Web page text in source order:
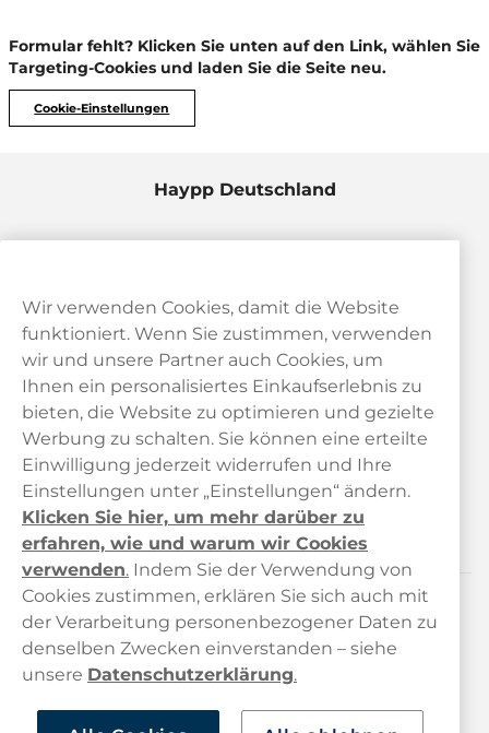
Formular fehlt? Klicken Sie unten auf den Link, wählen Sie
Targeting-Cookies und laden Sie die Seite neu.
Cookie-Einstellungen
Haypp Deutschland
Kontaktiere uns!
hallo@haypp.com
Kundendienst
Links
Über uns
Wir verwenden Cookies, damit die Website
funktioniert. Wenn Sie zustimmen, verwenden
wir und unsere Partner auch Cookies, um
Ihnen ein personalisiertes Einkaufserlebnis zu
bieten, die Website zu optimieren und gezielte
Werbung zu schalten. Sie können eine erteilte
Einwilligung jederzeit widerrufen und Ihre
Einstellungen unter „Einstellungen“ ändern.
Klicken Sie hier, um mehr darüber zu
erfahren, wie und warum wir Cookies
verwenden. Indem Sie der Verwendung von
Cookies zustimmen, erklären Sie sich auch mit
der Verarbeitung personenbezogener Daten zu
denselben Zwecken einverstanden – siehe
unsere Datenschutzerklärung.